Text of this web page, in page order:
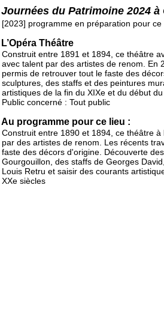
Journées du Patrimoine 2024
[2023] programme en préparation pour
L’Opéra Théâtre
Construit entre 1891 et 1894, ce théâtre
avec talent par des artistes de renom. En
permis de retrouver tout le faste des
sculptures, des staffs et des peintures
artistiques de la fin du XIXe et du début
Public concerné : Tout public
Au programme pour ce lieu :
Construit entre 1890 et 1894, ce théâtre
par des artistes de renom. Les récents
faste des décors d'origine. Découverte
Gourgouillon, des staffs de Georges
Louis Retru et saisir des courants
XXe siècles